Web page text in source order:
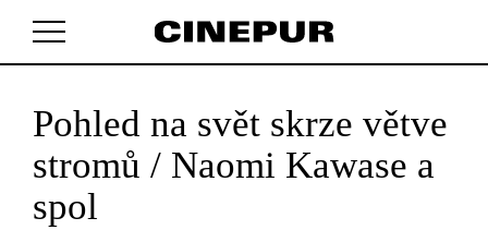
V košíku zatím nemáte žádné položky.
Pohled na svět skrze větve
stromů / Naomi Kawase a
spol